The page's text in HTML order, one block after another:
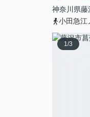
神奈川県藤
小田急江
1/3